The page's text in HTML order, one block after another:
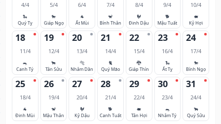
4/4
🐍
Quý Tỵ
5/4
🐎
Giáp Ngọ
6/4
🐐
Ất Mùi
7/4
🐒
Bính Thân
8/4
🐓
Đinh Dậu
9/4
🐕
Mậu Tuất
10/4
🐖
Kỷ Hợi
18
11/4
🐀
Canh Tý
19
12/4
🐂
Tân Sửu
20
13/4
🐅
Nhâm Dần
21
14/4
🐈
Quý Mão
22
15/4
🐉
Giáp Thìn
23
16/4
🐍
Ất Tỵ
24
17/4
🐎
Bính Ngọ
25
18/4
🐐
Đinh Mùi
26
19/4
🐒
Mậu Thân
27
20/4
🐓
Kỷ Dậu
28
21/4
🐕
Canh Tuất
29
22/4
🐖
Tân Hợi
30
23/4
🐀
Nhâm Tý
31
24/4
🐂
Quý Sửu